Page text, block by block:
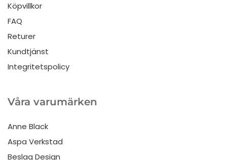
Köpvillkor
FAQ
Returer
Kundtjänst
Integritetspolicy
Våra varumärken
Anne Black
Aspa Verkstad
Beslag Design